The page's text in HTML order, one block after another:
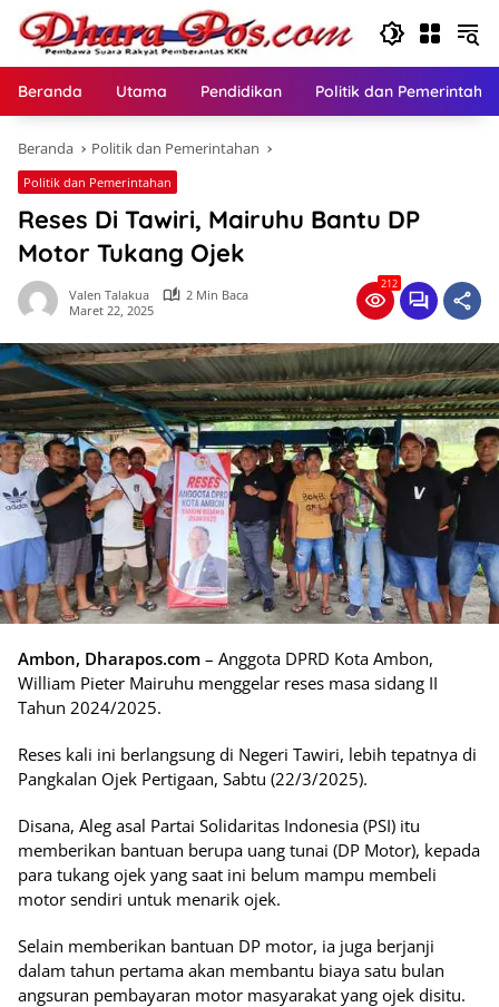
Langsung
konten
Beranda Utama Pendidikan Politik dan
Beranda Politik dan Pemerintahan
Politik dan Pemerintahan
Reses Di Tawiri, Mairuhu Bantu DP
Motor Tukang Ojek
Valen Talakua
2 Min Baca
Maret 22, 2025
212
Ambon, Dharapos.com – Anggota DPRD Kota Ambon,
William Pieter Mairuhu menggelar reses masa sidang II
Tahun 2024/2025.
Reses kali ini berlangsung di Negeri Tawiri, lebih tepatnya di
Pangkalan Ojek Pertigaan, Sabtu (22/3/2025).
Disana, Aleg asal Partai Solidaritas Indonesia (PSI) itu
memberikan bantuan berupa uang tunai (DP Motor), kepada
para tukang ojek yang saat ini belum mampu membeli
motor sendiri untuk menarik ojek.
Selain memberikan bantuan DP motor, ia juga berjanji
dalam tahun pertama akan membantu biaya satu bulan
angsuran pembayaran motor masyarakat yang ojek disitu.